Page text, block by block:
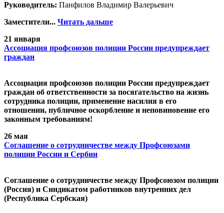
Руководитель: Панфилов Владимир Валерьевич
Заместители... Читать дальше
21 января
Ассоциация профсоюзов полиции России предупреждает
граждан
Ассоциация профсоюзов полиции России предупреждает
граждан об ответственности за посягательство на жизнь
сотрудника полиции, применение насилия в его
отношении, публичное оскорбление и неповиновение его
законным требованиям!
26 мая
Cоглашение о сотрудничестве между Профсоюзами
полиции России и Сербии
Cоглашение о сотрудничестве между Профсоюзом полиции
(Россия) и Синдикатом работников внутренних дел
(Республика Сербская)